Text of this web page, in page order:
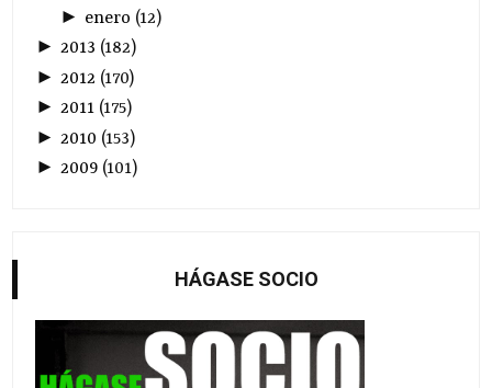
► enero (12)
►2013 (182)
► 2012 (170)
►2011 (175)
► 2010 (153)
►2009 (101)
HÁGASE SOCIO